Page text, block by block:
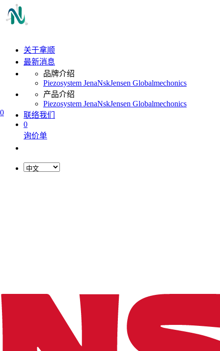
0
关于拿顺
最新消息
品牌介绍
Piezosystem JenaNskJensen Globalmechonics
产品介绍
Piezosystem JenaNskJensen Globalmechonics
联络我们
0
询价单